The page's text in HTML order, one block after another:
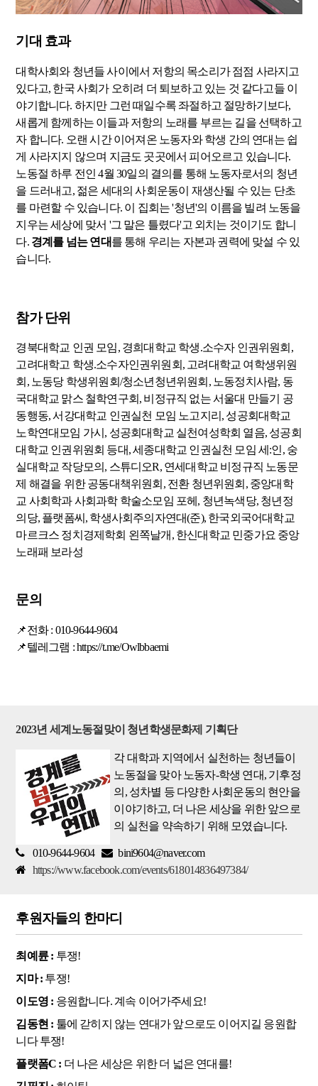
기대 효과
대학사회와 청년들 사이에서 저항의 목소리가 점점 사라지고
있다고, 한국 사회가 오히려 더 퇴보하고 있는 것 같다고들 이
야기합니다. 하지만 그런 때일수록 좌절하고 절망하기보다,
새롭게 함께하는 이들과 저항의 노래를 부르는 길을 선택하고
자 합니다. 오랜 시간 이어져온 노동자와 학생 간의 연대는 쉽
게 사라지지 않으며 지금도 곳곳에서 피어오르고 있습니다.
노동절 하루 전인 4월 30일의 결의를 통해 노동자로서의 청년
을 드러내고, 젊은 세대의 사회운동이 재생산될 수 있는 단초
를 마련할 수 있습니다. 이 집회는 '청년'의 이름을 빌려 노동을
지우는 세상에 맞서 '그 말은 틀렸다'고 외치는 것이기도 합니
다. 경계를 넘는 연대를 통해 우리는 자본과 권력에 맞설 수 있
습니다.
참가 단위
경북대학교 인권 모임, 경희대학교 학생.소수자 인권위원회,
고려대학고 학생.소수자인권위원회, 고려대학교 여학생위원
회, 노동당 학생위원회/청소년청년위원회, 노동정치사람, 동
국대학교 맑스 철학연구회, 비정규직 없는 서울대 만들기 공
동행동, 서강대학교 인권실천 모임 노고지리, 성공회대학교
노학연대모임 가시, 성공회대학교 실천여성학회 열음, 성공회
대학교 인권위원회 등대, 세종대학교 인권실천 모임 세:인, 숭
실대학교 작당모의, 스튜디오R, 연세대학교 비정규직 노동문
제 해결을 위한 공동대책위원회, 전환 청년위원회, 중앙대학
교 사회학과 사회과학 학술소모임 포헤, 청년녹색당, 청년정
의당, 플랫폼씨, 학생사회주의자연대(준), 한국외국어대학교
마르크스 정치경제학회 왼쪽날개, 한신대학교 민중가요 중앙
노래패 보라성
문의
📌전화 : 010-9644-9604
📌텔레 그램 :https://t.me/Owlbbaemi
2023년 세계노동절맞이 청년학생문화제 기획단
각 대학과 지역에서 실천하는 청년들이
노동절을 맞아 노동자-학생 연대, 기후정
의, 성차별 등 다양한 사회운동의 현안을
이야기하고, 더 나은 세상을 위한 앞으로
의 실천을 약속하기 위해 모였습니다.
010-9644-9604
bini9604@naver.com
https://www.facebook.com/events/618014836497384/
후원자들의 한마디
최예륜 : 투쟁!
지마 : 투쟁!
이도영 : 응원합니다. 계속 이어가주세요!
김동현 : 툴에 갇히지 않는 연대가 앞으로도 이어지길 응원합
니다 투쟁!
플랫폼C : 더 나은 세상은 위한 더 넓은 연대를!